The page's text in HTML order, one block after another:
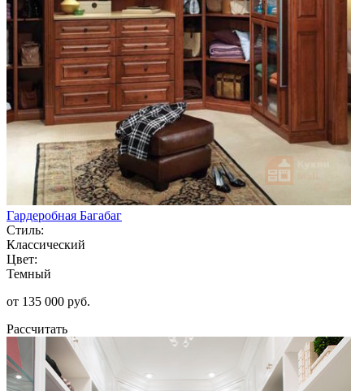
Гардеробная Багабаг
Стиль:
Классический
Цвет:
Темный
от 135 000 руб.
Рассчитать